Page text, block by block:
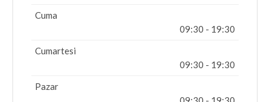
Cuma
09:30 - 19:30
Cumartesi
09:30 - 19:30
Pazar